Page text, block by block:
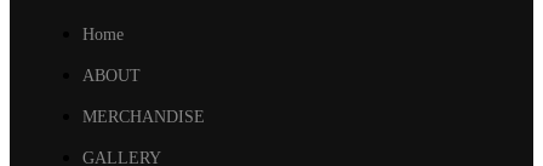
Home
ABOUT
MERCHANDISE
GALLERY